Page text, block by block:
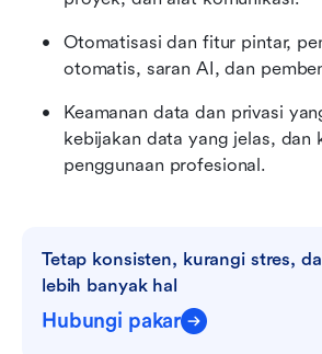
Otomatisasi dan fitur pintar,
otomatis, saran AI, dan
Keamanan data dan privasi
kebijakan data yang jelas, dan
penggunaan profesional.
Tetap konsisten, kurangi stres,
lebih banyak hal
Hubungi pakar